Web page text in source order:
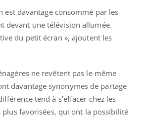
est davantage consommé par les
devant une télévision allumée.
du petit écran », ajoutent les
ne revêtent pas le même
davantage synonymes de partage
tend à s’effacer chez les
plus favorisées, qui ont la possibilité